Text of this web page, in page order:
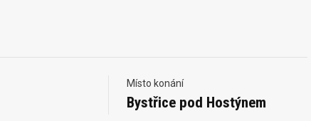
Místo konání
Bystřice pod Hostýnem